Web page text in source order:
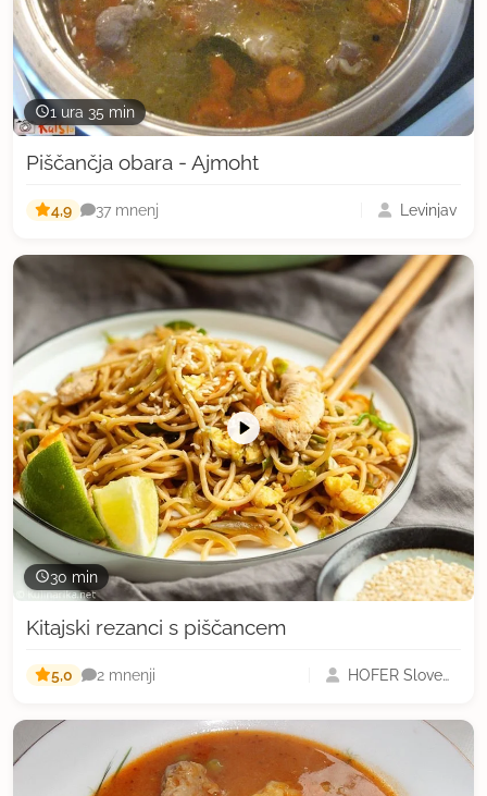
1 ura 35 min
Piščančja obara - Ajmoht
4,9 37 mnenj Levinjav
30 min
Kitajski rezanci s piščancem
5,0 2 mnenji HOFER Slovenija